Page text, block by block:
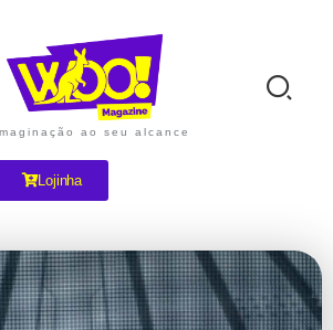
ao seu alcance
Lojinha